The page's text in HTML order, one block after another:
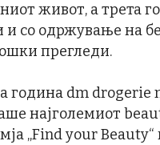
живот, а трета
со одржување на
прегледи.
година dm drogerie
најголемиот
„Find your Beauty“